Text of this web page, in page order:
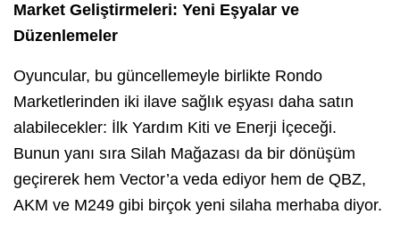
Market Geliştirmeleri: Yeni Eşyalar ve
Düzenlemeler
Oyuncular, bu güncellemeyle birlikte Rondo
Marketlerinden iki ilave sağlık eşyası daha satın
alabilecekler: İlk Yardım Kiti ve Enerji İçeceği.
Bunun yanı sıra Silah Mağazası da bir dönüşüm
geçirerek hem Vector’a veda ediyor hem de QBZ,
AKM ve M249 gibi birçok yeni silaha merhaba diyor.